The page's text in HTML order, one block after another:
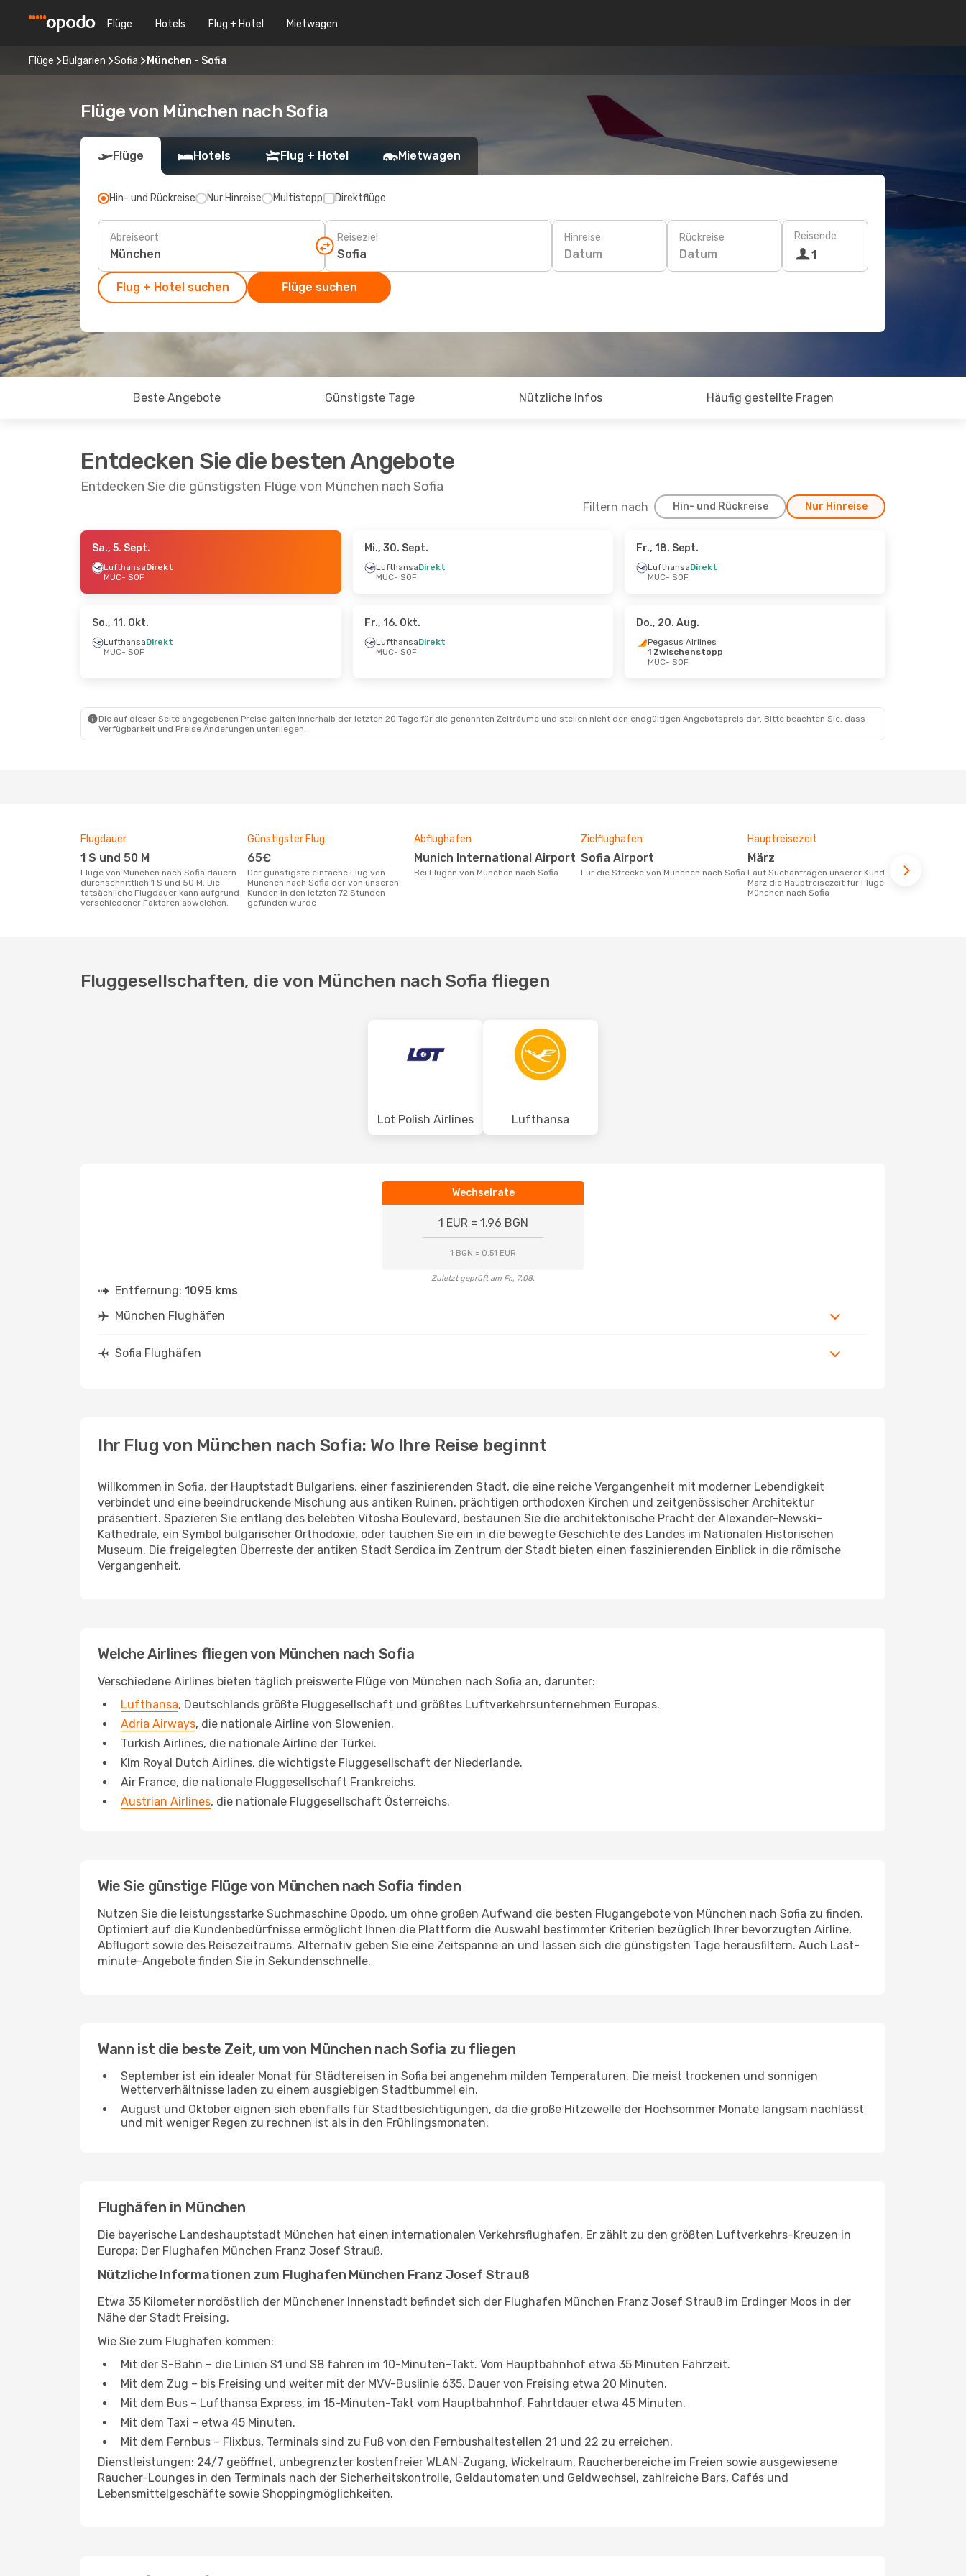
Flüge Hotels Flug + Hotel Mietwagen
Flüge Bulgarien Sofia München - Sofia
Flüge von München nach Sofia
Flüge Hotels Flug + Hotel Mietwagen
Hin- und Rückreise Nur Hinreise Multistopp Direktflüge
Abreiseort Reiseziel Hinreise
Datum
Rückreise
Datum
Reisende
1
Flug + Hotel suchen Flüge suchen
Beste Angebote Günstigste Tage Nützliche Infos Häufig gestellte Fragen
Entdecken Sie die besten Angebote
Entdecken Sie die günstigsten Flüge von München nach Sofia
Filtern nach Hin- und Rückreise Nur Hinreise
- Di., 8. Sept.
1 Zwischenstopp
1 Zwischenstopp
- Di., 13. Okt. - Sa., 26. Sept.
Direkt
Lufthansa
Direkt
SOF- MUC
Lufthansa Direkt
SOF - MUC
Sa., 5. Sept.
LufthansaDirekt
MUC- SOF
Mi., 30. Sept.
LufthansaDirekt
MUC- SOF
Fr., 18. Sept.
LufthansaDirekt
MUC- SOF
So., 11. Okt.
LufthansaDirekt
MUC- SOF
Fr., 16. Okt.
LufthansaDirekt
MUC- SOF
Do., 20. Aug.
Pegasus Airlines
1 Zwischenstopp
MUC- SOF
Die auf dieser Seite angegebenen Preise galten innerhalb der letzten 20 Tage für die genannten Zeiträume und stellen nicht den endgültigen Angebotspreis dar. Bitte beachten Sie, dass
Verfügbarkeit und Preise Änderungen unterliegen.
Flugdauer
1 S und 50 M
Flüge von München nach Sofia dauern
durchschnittlich 1 S und 50 M. Die
tatsächliche Flugdauer kann aufgrund
verschiedener Faktoren abweichen.
Günstigster Flug
65€
Der günstigste einfache Flug von
München nach Sofia der von unseren
Kunden in den letzten 72 Stunden
gefunden wurde
Abflughafen
Munich International Airport
Bei Flügen von München nach Sofia
Zielflughafen
Sofia Airport
Für die Strecke von München nach Sofia
Hauptreisezeit
März
Laut Suchanfragen unserer Kunden ist
März die Hauptreisezeit für Flüge von
München nach Sofia
Fluggesellschaften, die von München nach Sofia fliegen
Lot Polish Airlines Lufthansa
Wechselrate
1 EUR = 1.96 BGN
1 BGN = 0.51 EUR
Zuletzt geprüft am Fr., 7.08.
Entfernung: 1095 kms
München Flughäfen
Sofia Flughäfen
Ihr Flug von München nach Sofia: Wo Ihre Reise beginnt
Willkommen in Sofia, der Hauptstadt Bulgariens, einer faszinierenden Stadt, die eine reiche Vergangenheit mit moderner Lebendigkeit
verbindet und eine beeindruckende Mischung aus antiken Ruinen, prächtigen orthodoxen Kirchen und zeitgenössischer Architektur
präsentiert. Spazieren Sie entlang des belebten Vitosha Boulevard, bestaunen Sie die architektonische Pracht der Alexander-Newski-
Kathedrale, ein Symbol bulgarischer Orthodoxie, oder tauchen Sie ein in die bewegte Geschichte des Landes im Nationalen Historischen
Museum. Die freigelegten Überreste der antiken Stadt Serdica im Zentrum der Stadt bieten einen faszinierenden Einblick in die römische
Vergangenheit.
Welche Airlines fliegen von München nach Sofia
Verschiedene Airlines bieten täglich preiswerte Flüge von München nach Sofia an, darunter:
Lufthansa, Deutschlands größte Fluggesellschaft und größtes Luftverkehrsunternehmen Europas.
Adria Airways, die nationale Airline von Slowenien.
Turkish Airlines, die nationale Airline der Türkei.
Klm Royal Dutch Airlines, die wichtigste Fluggesellschaft der Niederlande.
Air France, die nationale Fluggesellschaft Frankreichs.
Austrian Airlines, die nationale Fluggesellschaft Österreichs.
Wie Sie günstige Flüge von München nach Sofia finden
Nutzen Sie die leistungsstarke Suchmaschine Opodo, um ohne großen Aufwand die besten Flugangebote von München nach Sofia zu finden.
Optimiert auf die Kundenbedürfnisse ermöglicht Ihnen die Plattform die Auswahl bestimmter Kriterien bezüglich Ihrer bevorzugten Airline,
Abflugort sowie des Reisezeitraums. Alternativ geben Sie eine Zeitspanne an und lassen sich die günstigsten Tage herausfiltern. Auch Last-
minute-Angebote finden Sie in Sekundenschnelle.
Wann ist die beste Zeit, um von München nach Sofia zu fliegen
September ist ein idealer Monat für Städtereisen in Sofia bei angenehm milden Temperaturen. Die meist trockenen und sonnigen
Wetterverhältnisse laden zu einem ausgiebigen Stadtbummel ein.
August und Oktober eignen sich ebenfalls für Stadtbesichtigungen, da die große Hitzewelle der Hochsommer Monate langsam nachlässt
und mit weniger Regen zu rechnen ist als in den Frühlingsmonaten.
Flughäfen in München
Die bayerische Landeshauptstadt München hat einen internationalen Verkehrsflughafen. Er zählt zu den größten Luftverkehrs-Kreuzen in
Europa: Der Flughafen München Franz Josef Strauß.
Nützliche Informationen zum Flughafen München Franz Josef Strauß
Etwa 35 Kilometer nordöstlich der Münchener Innenstadt befindet sich der Flughafen München Franz Josef Strauß im Erdinger Moos in der
Nähe der Stadt Freising.
Wie Sie zum Flughafen kommen:
Mit der S-Bahn – die Linien S1 und S8 fahren im 10-Minuten-Takt. Vom Hauptbahnhof etwa 35 Minuten Fahrzeit.
Mit dem Zug – bis Freising und weiter mit der MVV-Buslinie 635. Dauer von Freising etwa 20 Minuten.
Mit dem Bus – Lufthansa Express, im 15-Minuten-Takt vom Hauptbahnhof. Fahrtdauer etwa 45 Minuten.
Mit dem Taxi – etwa 45 Minuten.
Mit dem Fernbus – Flixbus, Terminals sind zu Fuß von den Fernbushaltestellen 21 und 22 zu erreichen.
Dienstleistungen: 24/7 geöffnet, unbegrenzter kostenfreier WLAN-Zugang, Wickelraum, Raucherbereiche im Freien sowie ausgewiesene
Raucher-Lounges in den Terminals nach der Sicherheitskontrolle, Geldautomaten und Geldwechsel, zahlreiche Bars, Cafés und
Lebensmittelgeschäfte sowie Shoppingmöglichkeiten.